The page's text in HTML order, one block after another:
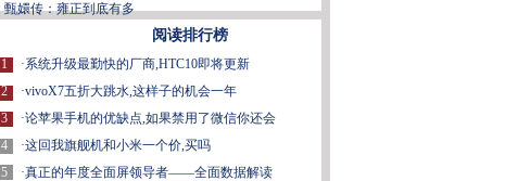
甄嬛传：雍正到底有多
阅读排行榜
1
2
3
4
5
·系统升级最勤快的厂商,HTC10即将更新
·vivoX7五折大跳水,这样子的机会一年
·论苹果手机的优缺点,如果禁用了微信你还会
·这回我旗舰机和小米一个价,买吗
·真正的年度全面屏领导者——全面数据解读